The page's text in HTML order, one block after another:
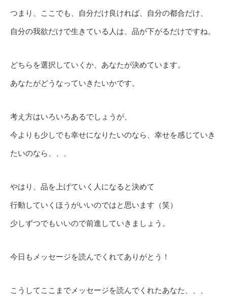
つまり、ここでも、自分だけ良ければ、自分の都合だけ、
自分の我欲だけで生きている人は、品が下がるだけですね。
どちらを選択していくか、あなたが決めています。
あなたがどうなっていきたいかです。
考え方はいろいろあるでしょうが、
今よりも少しでも幸せになりたいのなら、幸せを感じていき
たいのなら、、、
やはり、品を上げていく人になると決めて
行動していくほうがいいのではと思います（笑）
少しずつでもいいので前進していきましょう。
今日もメッセージを読んでくれてありがとう！
こうしてここまでメッセージを読んでくれたあなた、、、